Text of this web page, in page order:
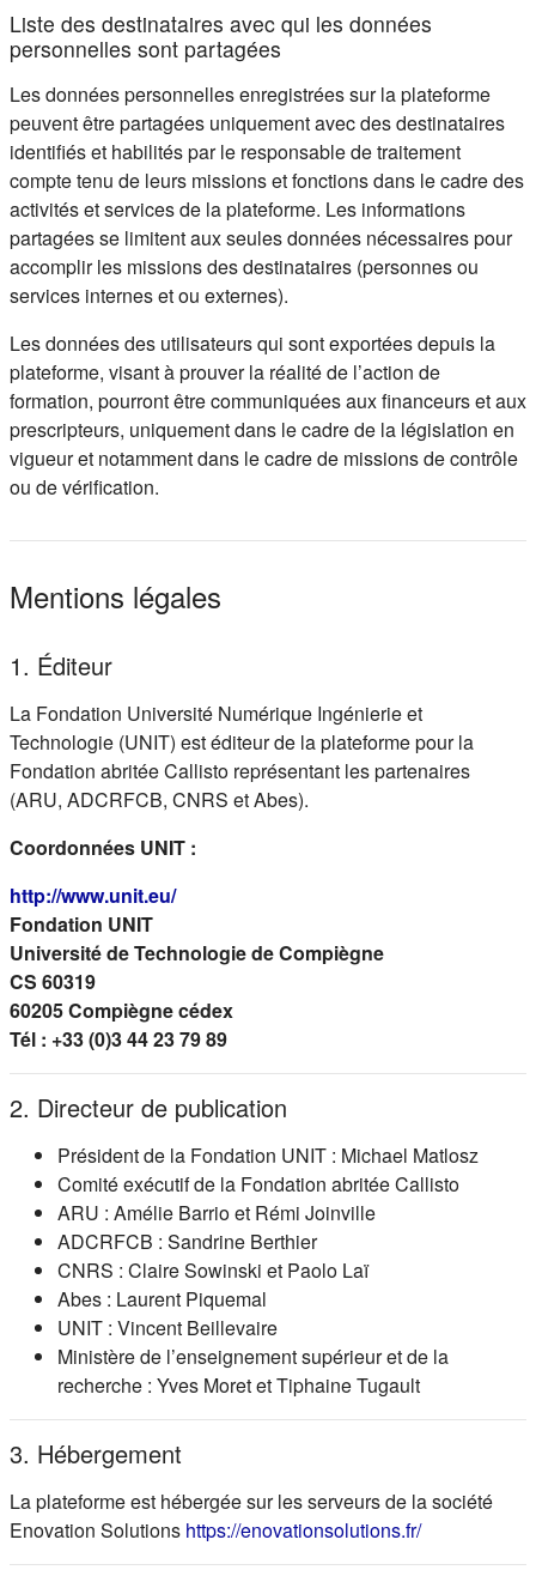
Liste des destinataires avec qui les données
personnelles sont partagées
Les données personnelles enregistrées sur la plateforme
peuvent être partagées uniquement avec des destinataires
identifiés et habilités par le responsable de traitement
compte tenu de leurs missions et fonctions dans le cadre des
activités et services de la plateforme. Les informations
partagées se limitent aux seules données nécessaires pour
accomplir les missions des destinataires (personnes ou
services internes et ou externes).
Les données des utilisateurs qui sont exportées depuis la
plateforme, visant à prouver la réalité de l’action de
formation, pourront être communiquées aux financeurs et aux
prescripteurs, uniquement dans le cadre de la législation en
vigueur et notamment dans le cadre de missions de contrôle
ou de vérification.
Mentions légales
1. Éditeur
La Fondation Université Numérique Ingénierie et
Technologie (UNIT) est éditeur de la plateforme pour la
Fondation abritée Callisto représentant les partenaires
(ARU, ADCRFCB, CNRS et Abes).
Coordonnées UNIT :
http://www.unit.eu/(s'ouvre dans un nouvel onglet)
Fondation UNIT
Université de Technologie de Compiègne
CS 60319
60205 Compiègne cédex
Tél : +33 (0)3 44 23 79 89
2. Directeur de publication
Président de la Fondation UNIT : Michael Matlosz
Comité exécutif de la Fondation abritée Callisto
ARU : Amélie Barrio et Rémi Joinville
ADCRFCB : Sandrine Berthier
CNRS : Claire Sowinski et Paolo Laï
Abes : Laurent Piquemal
UNIT : Vincent Beillevaire
Ministère de l’enseignement supérieur et de la
recherche : Yves Moret et Tiphaine Tugault
3. Hébergement
La plateforme est hébergée sur les serveurs de la société
Enovation Solutions https://enovationsolutions.fr/(s'ouvre